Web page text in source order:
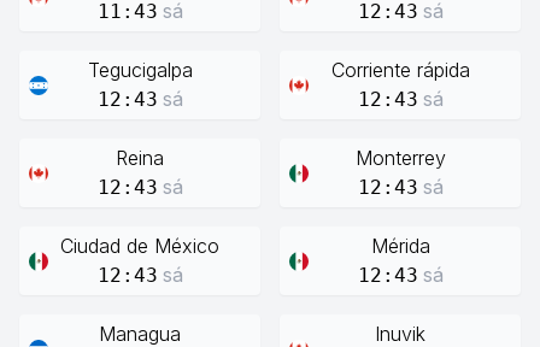
11:43 sá 12:43 sá
Tegucigalpa
12:43 sá
Corriente rápida
12:43 sá
Reina
12:43 sá
Monterrey
12:43 sá
Ciudad de México
12:43 sá
Mérida
12:43 sá
Managua Inuvik